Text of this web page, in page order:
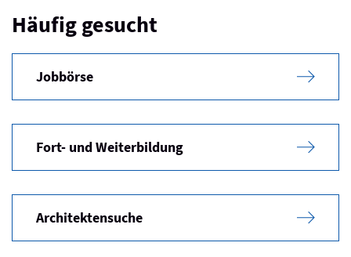
Häufig gesucht
Jobbörse
Fort- und Weiterbildung
Architektensuche